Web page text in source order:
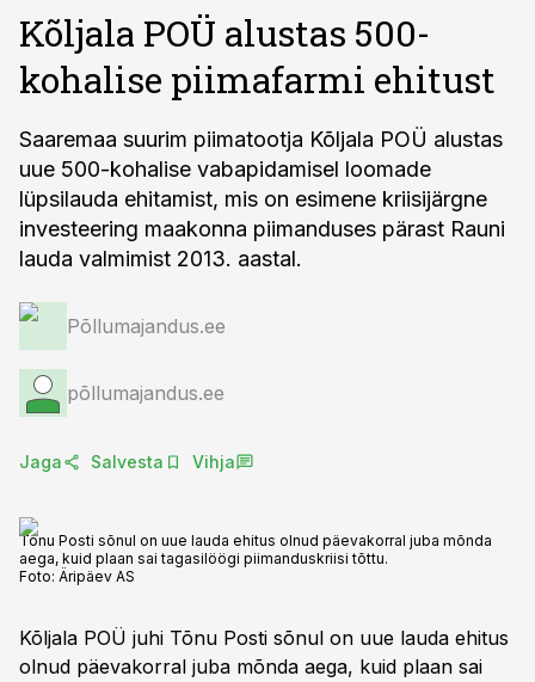
Kõljala POÜ alustas 500-
kohalise piimafarmi ehitust
Saaremaa suurim piimatootja Kõljala POÜ alustas
uue 500-kohalise vabapidamisel loomade
lüpsilauda ehitamist, mis on esimene kriisijärgne
investeering maakonna piimanduses pärast Rauni
lauda valmimist 2013. aastal.
Põllumajandus.ee
põllumajandus.ee
Jaga Salvesta Vihja
Tõnu Posti sõnul on uue lauda ehitus olnud päevakorral juba mõnda
aega, kuid plaan sai tagasilöögi piimanduskriisi tõttu.
Foto: Äripäev AS
Kõljala POÜ juhi Tõnu Posti sõnul on uue lauda ehitus
olnud päevakorral juba mõnda aega, kuid plaan sai